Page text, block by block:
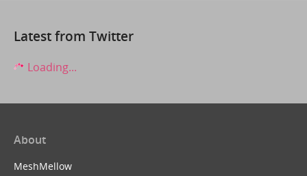
Latest from Twitter
Loading...
About
MeshMellow